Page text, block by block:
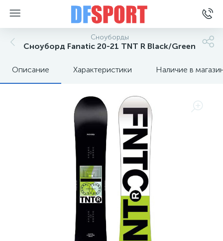
Сноуборды
Сноуборд Fanatic 20-21 TNT R Black/Green
Описание Характеристики Наличие в